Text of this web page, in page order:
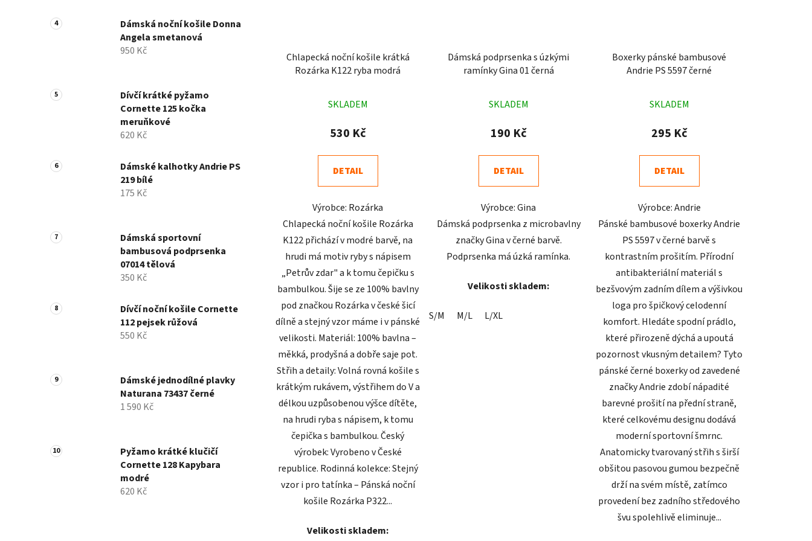
Dámská noční košile Donna
Angela smetanová
950 Kč
Dívčí krátké pyžamo
Cornette 125 kočka
meruňkové
620 Kč
Dámské kalhotky Andrie PS
219 bílé
175 Kč
Dámská sportovní
bambusová podprsenka
07014 tělová
350 Kč
Dívčí noční košile Cornette
112 pejsek růžová
550 Kč
Dámské jednodílné plavky
Naturana 73437 černé
1 590 Kč
Pyžamo krátké klučičí
Cornette 128 Kapybara
modré
620 Kč
Chlapecká noční košile krátká
Rozárka K122 ryba modrá
hodnocení
produktu
4,9
z
hvězdiček.
SKLADEM
530 Kč
DETAIL
Výrobce: Rozárka
Chlapecká noční košile Rozárka
K122 přichází v modré barvě, na
hrudi má motiv ryby s nápisem
„Petrův zdar" a k tomu čepičku s
bambulkou. Šije se ze 100% bavlny
pod značkou Rozárka v české šicí
dílně a stejný vzor máme i v pánské
velikosti. Materiál: 100% bavlna –
měkká, prodyšná a dobře saje pot.
Střih a detaily: Volná rovná košile s
krátkým rukávem, výstřihem do V a
délkou uzpůsobenou výšce dítěte,
na hrudi ryba s nápisem, k tomu
čepička s bambulkou. Český
výrobek: Vyrobeno v České
republice. Rodinná kolekce: Stejný
vzor i pro tatínka – Pánská noční
košile Rozárka P322...
Velikosti skladem:
Dámská podprsenka s úzkými
ramínky Gina 01 černá
hodnocení
produktu
4,9
z
hvězdiček.
SKLADEM
190 Kč
DETAIL
Výrobce: Gina
Dámská podprsenka z microbavlny
značky Gina v černé barvě.
Podprsenka má úzká ramínka.
Velikosti skladem:
S/M M/L L/XL
Boxerky pánské bambusové
Andrie PS 5597 černé
hodnocení
produktu
5,0
z
hvězdiček.
SKLADEM
295 Kč
DETAIL
Výrobce: Andrie
Pánské bambusové boxerky Andrie
PS 5597 v černé barvě s
kontrastním prošitím. Přírodní
antibakteriální materiál s
bezšvovým zadním dílem a výšivkou
loga pro špičkový celodenní
komfort. Hledáte spodní prádlo,
které přirozeně dýchá a upoutá
pozornost vkusným detailem? Tyto
pánské černé boxerky od zavedené
značky Andrie zdobí nápadité
barevné prošití na přední straně,
které celkovému designu dodává
moderní sportovní šmrnc.
Anatomicky tvarovaný střih s širší
obšitou pasovou gumou bezpečně
drží na svém místě, zatímco
provedení bez zadního středového
švu spolehlivě eliminuje...